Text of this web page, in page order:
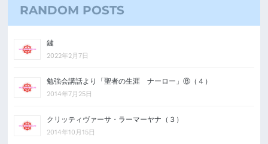
RANDOM POSTS
鍵
2022年2月7日
勉強会講話より「聖者の生涯 ナーロー」⑧（４）
2014年7月25日
クリッティヴァーサ・ラーマーヤナ（３）
2014年10月15日